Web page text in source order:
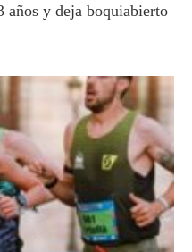
años y deja boquiabierto